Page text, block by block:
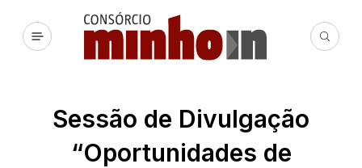
Sessão de Divulgação
“Oportunidades de